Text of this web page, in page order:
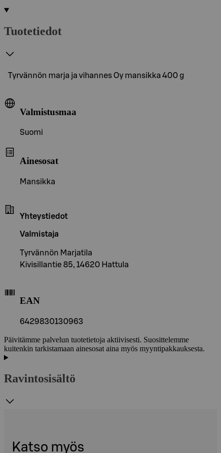
Tuotetiedot
Tyrvännön marja ja vihannes Oy mansikka 400 g
Valmistusmaa
Suomi
Ainesosat
Mansikka
Yhteystiedot
Valmistaja
Tyrvännön Marjatila
Kivisillantie 85, 14620 Hattula
EAN
6429830130963
Päivitämme palvelun tuotetietoja aktiivisesti. Suosittelemme
kuitenkin tarkistamaan ainesosat aina myös myyntipakkauksesta.
Ravintosisältö
Katso myös